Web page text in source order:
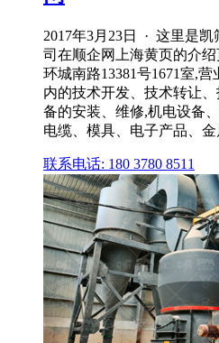
2017年3月23日 · 这里是
司在顺企网上海黄页的介
环城南路13381号1671室,
内的技术开发、技术转让
备的安装、维修,机电设备
电缆、模具、电子产品、金
联系电话: 180 3780 8511